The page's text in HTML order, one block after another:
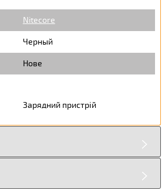
Nitecore
Черный
Нове
Зарядний пристрій